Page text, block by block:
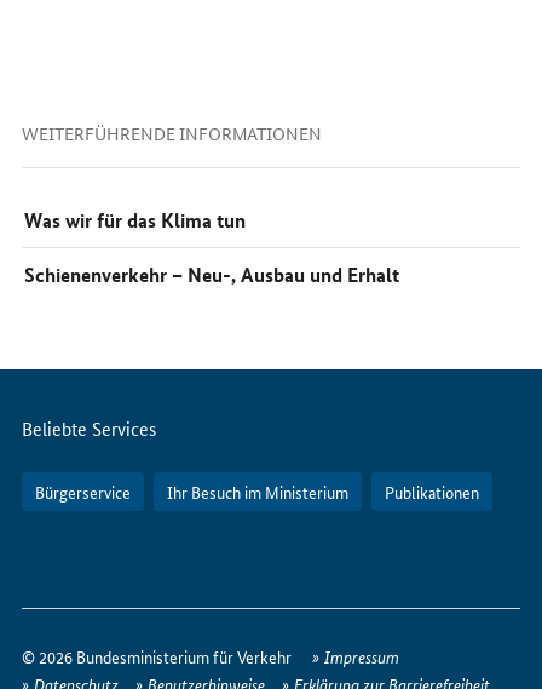
WEITERFÜHRENDE INFORMATIONEN
Was wir für das Klima tun
Schienenverkehr – Neu-, Ausbau und Erhalt
Servicemenü
Beliebte Services
Bürgerservice Ihr Besuch im Ministerium Publikationen
erreichen
Sie
© 2026 Bundesministerium für Verkehr
Impressum